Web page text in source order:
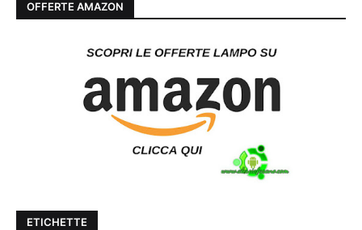
OFFERTE AMAZON
ETICHETTE